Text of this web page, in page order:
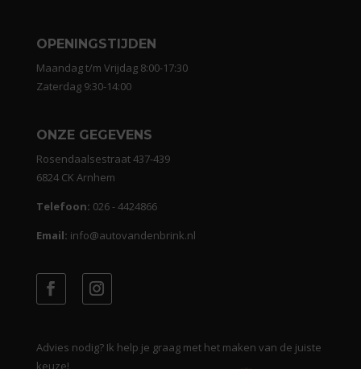
OPENINGSTIJDEN
Maandag t/m Vrijdag 8:00-17:30
Zaterdag 9:30-14:00
ONZE GEGEVENS
Rosendaalsestraat 437-439
6824 CK Arnhem
Telefoon: 026 - 4424866
Email: info@autovandenbrink.nl
Advies nodig? Ik help je graag met het maken van de juiste
keuze!